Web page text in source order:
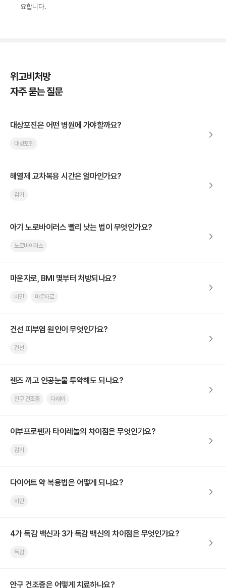
요합니다.
위고비처방
자주 묻는 질문
대상포진은 어떤 병원에 가야할까요?
대상포진
해열제 교차복용 시간은 얼마인가요?
감기
아기 노로바이러스 빨리 낫는 법이 무엇인가요?
노로바이러스
마운자로, BMI 몇부터 처방되나요?
비만 마운자로
건선 피부염 원인이 무엇인가요?
건선
렌즈 끼고 인공눈물 투약해도 되나요?
안구 건조증 다래끼
이부프로펜과 타이레놀의 차이점은 무엇인가요?
감기
다이어트 약 복용법은 어떻게 되나요?
비만
4가 독감 백신과 3가 독감 백신의 차이점은 무엇인가요?
독감
안구 건조증은 어떻게 치료하나요?